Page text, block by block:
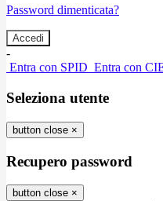
Password dimenticata?
-
Entra con SPID Entra con
Seleziona utente
button close ×
Recupero password
button close ×